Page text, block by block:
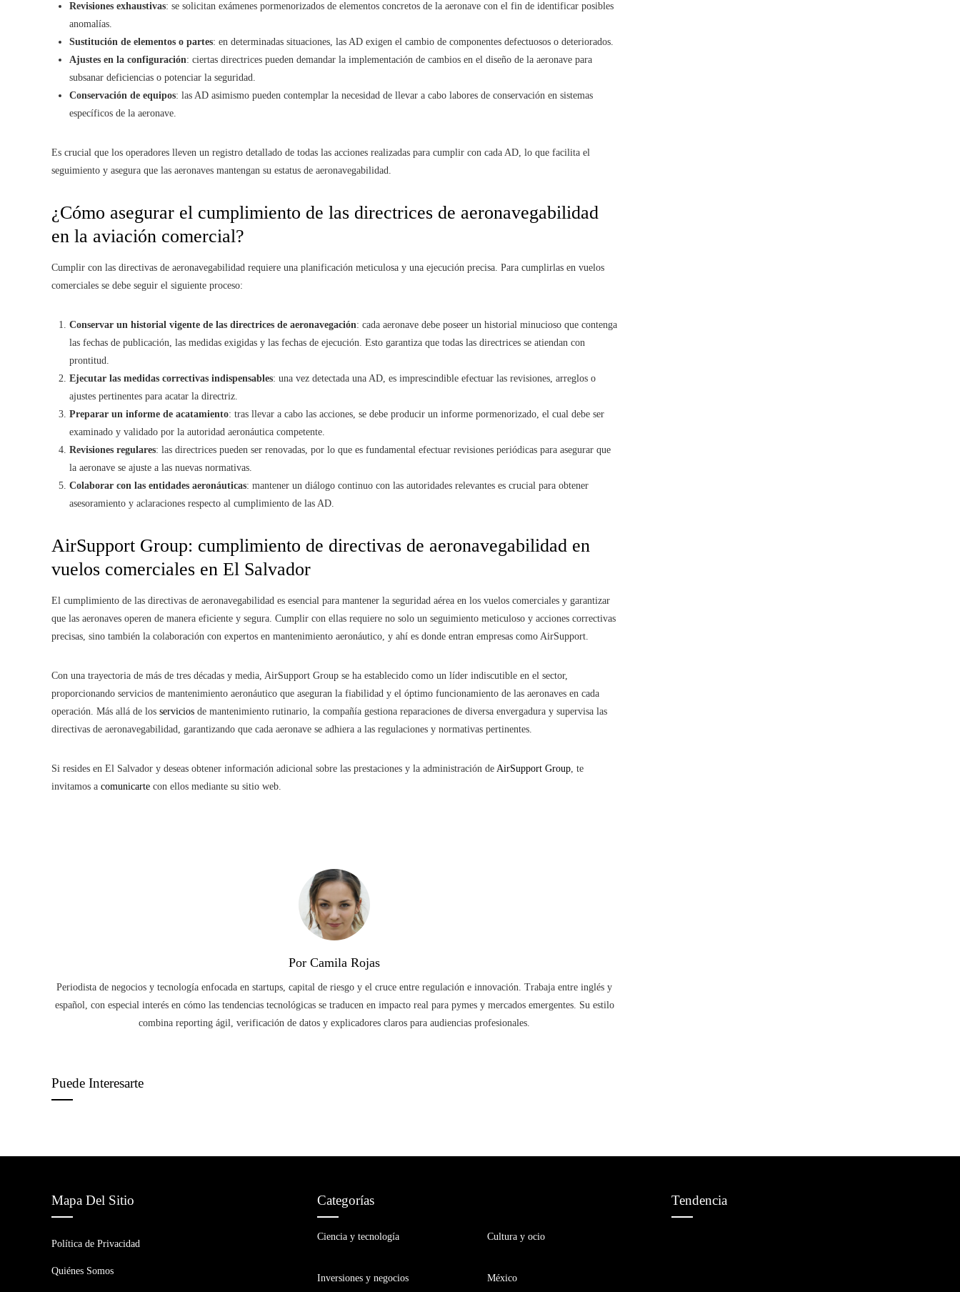
Revisiones exhaustivas: se solicitan exámenes pormenorizados de elementos concretos de la aeronave con el fin de identificar posibles
anomalías.
Sustitución de elementos o partes: en determinadas situaciones, las AD exigen el cambio de componentes defectuosos o deteriorados.
Ajustes en la configuración: ciertas directrices pueden demandar la implementación de cambios en el diseño de la aeronave para
subsanar deficiencias o potenciar la seguridad.
Conservación de equipos: las AD asimismo pueden contemplar la necesidad de llevar a cabo labores de conservación en sistemas
específicos de la aeronave.
Es crucial que los operadores lleven un registro detallado de todas las acciones realizadas para cumplir con cada AD, lo que facilita el
seguimiento y asegura que las aeronaves mantengan su estatus de aeronavegabilidad.
¿Cómo asegurar el cumplimiento de las directrices de aeronavegabilidad
en la aviación comercial?
Cumplir con las directivas de aeronavegabilidad requiere una planificación meticulosa y una ejecución precisa. Para cumplirlas en vuelos
comerciales se debe seguir el siguiente proceso:
Conservar un historial vigente de las directrices de aeronavegación: cada aeronave debe poseer un historial minucioso que contenga
las fechas de publicación, las medidas exigidas y las fechas de ejecución. Esto garantiza que todas las directrices se atiendan con
prontitud.
Ejecutar las medidas correctivas indispensables: una vez detectada una AD, es imprescindible efectuar las revisiones, arreglos o
ajustes pertinentes para acatar la directriz.
Preparar un informe de acatamiento: tras llevar a cabo las acciones, se debe producir un informe pormenorizado, el cual debe ser
examinado y validado por la autoridad aeronáutica competente.
Revisiones regulares: las directrices pueden ser renovadas, por lo que es fundamental efectuar revisiones periódicas para asegurar que
la aeronave se ajuste a las nuevas normativas.
Colaborar con las entidades aeronáuticas: mantener un diálogo continuo con las autoridades relevantes es crucial para obtener
asesoramiento y aclaraciones respecto al cumplimiento de las AD.
AirSupport Group: cumplimiento de directivas de aeronavegabilidad en
vuelos comerciales en El Salvador
El cumplimiento de las directivas de aeronavegabilidad es esencial para mantener la seguridad aérea en los vuelos comerciales y garantizar
que las aeronaves operen de manera eficiente y segura. Cumplir con ellas requiere no solo un seguimiento meticuloso y acciones correctivas
precisas, sino también la colaboración con expertos en mantenimiento aeronáutico, y ahí es donde entran empresas como AirSupport.
Con una trayectoria de más de tres décadas y media, AirSupport Group se ha establecido como un líder indiscutible en el sector,
proporcionando servicios de mantenimiento aeronáutico que aseguran la fiabilidad y el óptimo funcionamiento de las aeronaves en cada
operación. Más allá de los servicios de mantenimiento rutinario, la compañía gestiona reparaciones de diversa envergadura y supervisa las
directivas de aeronavegabilidad, garantizando que cada aeronave se adhiera a las regulaciones y normativas pertinentes.
Si resides en El Salvador y deseas obtener información adicional sobre las prestaciones y la administración de AirSupport Group, te
invitamos a comunicarte con ellos mediante su sitio web.
Por Camila Rojas
Periodista de negocios y tecnología enfocada en startups, capital de riesgo y el cruce entre regulación e innovación. Trabaja entre inglés y
español, con especial interés en cómo las tendencias tecnológicas se traducen en impacto real para pymes y mercados emergentes. Su estilo
combina reporting ágil, verificación de datos y explicadores claros para audiencias profesionales.
Puede Interesarte
Mapa Del Sitio
Política de Privacidad
Quiénes Somos
Categorías
Ciencia y tecnología Cultura y ocio
Inversiones y negocios México
Tendencia